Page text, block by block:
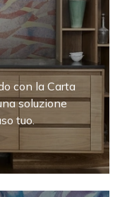
con la Carta
soluzione
tuo.